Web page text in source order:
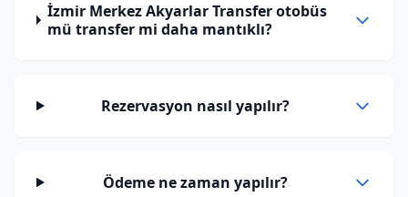
İzmir Merkez Akyarlar Transfer otobüs
mü transfer mi daha mantıklı?
Rezervasyon nasıl yapılır?
Ödeme ne zaman yapılır?